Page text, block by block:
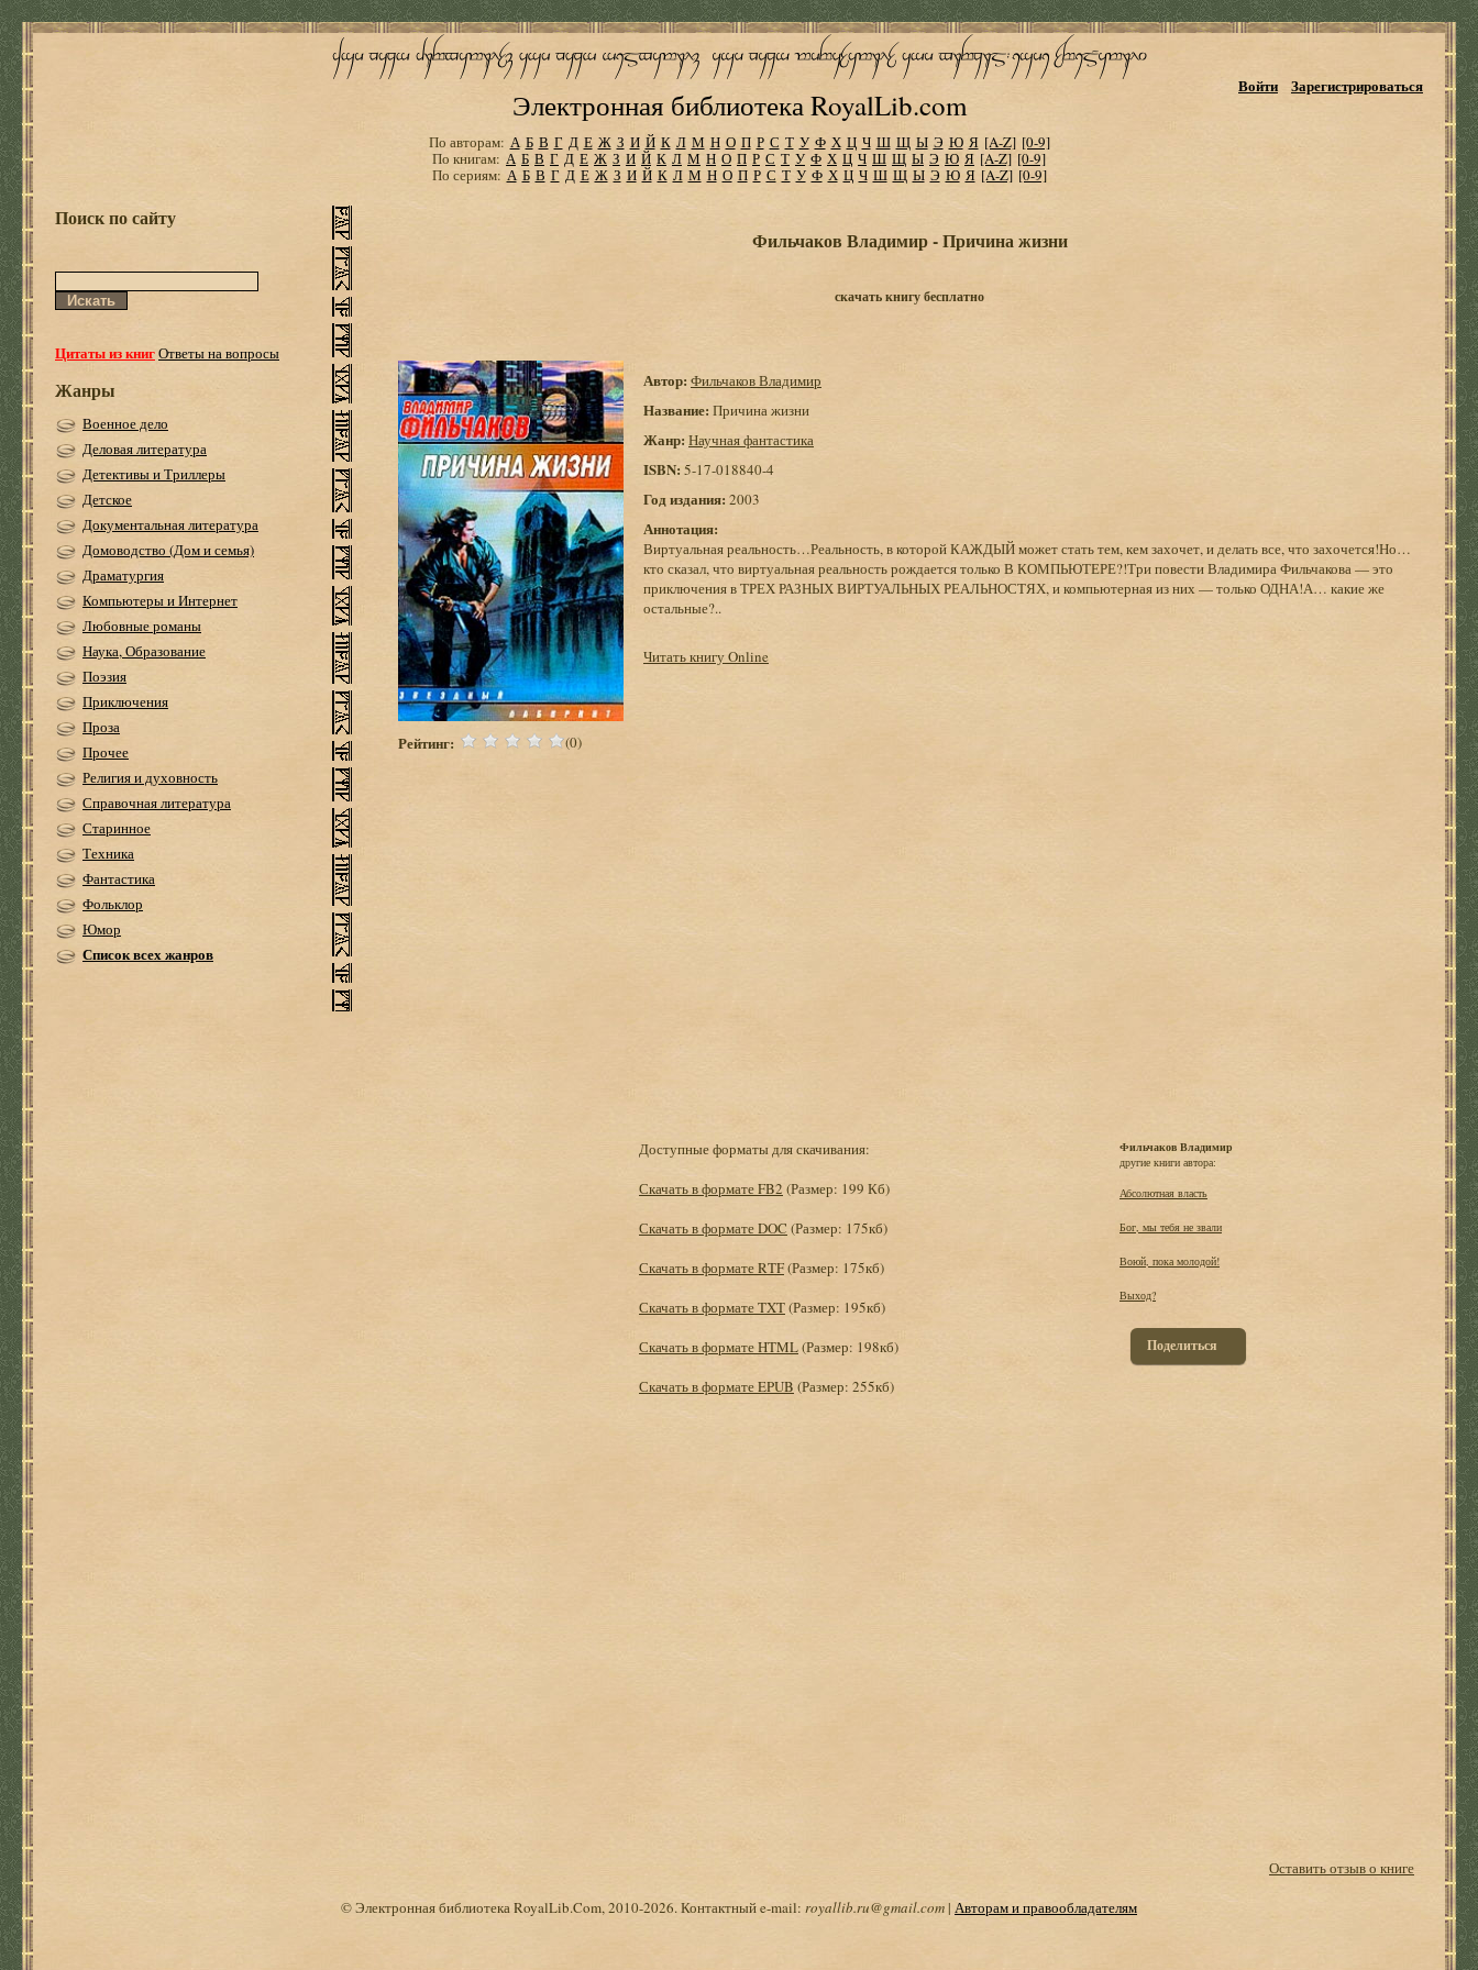
Электронная библиотека RoyalLib.com
Войти Зарегистрироваться
По авторам: А Б В Г Д Е Ж З И Й К Л М Н О П Р С Т У Ф Х Ц Ч Ш Щ Ы Э Ю Я [A-Z] [0-9]
По книгам: А Б В Г Д Е Ж З И Й К Л М Н О П Р С Т У Ф Х Ц Ч Ш Щ Ы Э Ю Я [A-Z] [0-9]
По сериям: А Б В Г Д Е Ж З И Й К Л М Н О П Р С Т У Ф Х Ц Ч Ш Щ Ы Э Ю Я [A-Z] [0-9]
Поиск по сайту
Цитаты из книгОтветы на вопросы
Жанры
Военное дело
Деловая литература
Детективы и Триллеры
Детское
Документальная литература
Домоводство (Дом и семья)
Драматургия
Компьютеры и Интернет
Любовные романы
Наука, Образование
Поэзия
Приключения
Проза
Прочее
Религия и духовность
Справочная литература
Старинное
Техника
Фантастика
Фольклор
Юмор
Список всех жанров
Фильчаков Владимир - Причина жизни
скачать книгу бесплатно
Рейтинг: (0)
Автор: Фильчаков Владимир
Название: Причина жизни
Жанр: Научная фантастика
ISBN: 5-17-018840-4
Год издания: 2003
Аннотация:
Виртуальная реальность…Реальность, в которой КАЖДЫЙ может стать тем, кем захочет, и делать все, что захочется!Но…
кто сказал, что виртуальная реальность рождается только В КОМПЬЮТЕРЕ?!Три повести Владимира Фильчакова — это
приключения в ТРЕХ РАЗНЫХ ВИРТУАЛЬНЫХ РЕАЛЬНОСТЯХ, и компьютерная из них — только ОДНА!А… какие же
остальные?..
Читать книгу Online
Доступные форматы для скачивания:
Скачать в формате FB2 (Размер: 199 Кб)
Скачать в формате DOC (Размер: 175кб)
Скачать в формате RTF(Размер: 175кб)
Скачать в формате TXT(Размер: 195кб)
Скачать в формате HTML(Размер: 198кб)
Скачать в формате EPUB (Размер: 255кб)
Фильчаков Владимир
другие книги автора:
Абсолютная власть
Бог, мы тебя не звали
Воюй, пока молодой!
Выход?
Поделиться
Оставить отзыв о книге
© Электронная библиотека RoyalLib.Com, 2010-2026. Контактный e-mail: royallib.ru@gmail.com| Авторам и правообладателям